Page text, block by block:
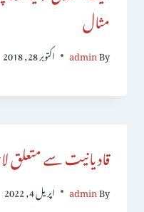
مثال
By
admin اکتوبر 28, 2018
قادیانیت سے متعلق
By
admin اپریل 4, 2022